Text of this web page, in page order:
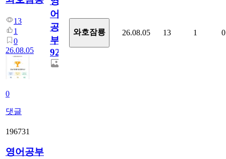
13
1
0
26.08.05
0
댓글
어
공
부
929
와호잠룡 26.08.05 13 1 0
196731
영어공부